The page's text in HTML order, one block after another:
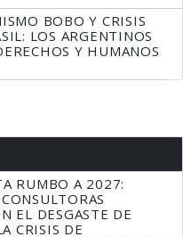
BOBO Y CRISIS
LOS ARGENTINOS
Y HUMANOS
RUMBO A 2027:
EL DESGASTE DE
CRISIS DE